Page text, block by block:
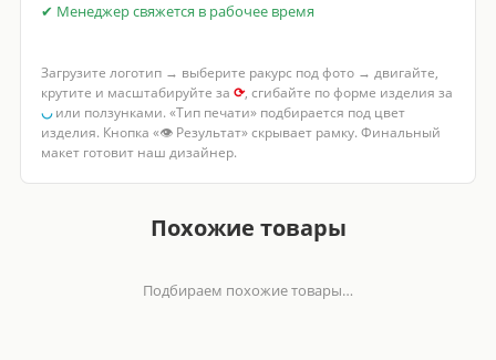
✔ Менеджер свяжется в рабочее время
Загрузите логотип → выберите ракурс под фото → двигайте,
крутите и масштабируйте за ⟳, сгибайте по форме изделия за
◡или ползунками. «Тип печати» подбирается под цвет
изделия. Кнопка «👁 Результат» скрывает рамку. Финальный
макет готовит наш дизайнер.
Похожие товары
Подбираем похожие товары…